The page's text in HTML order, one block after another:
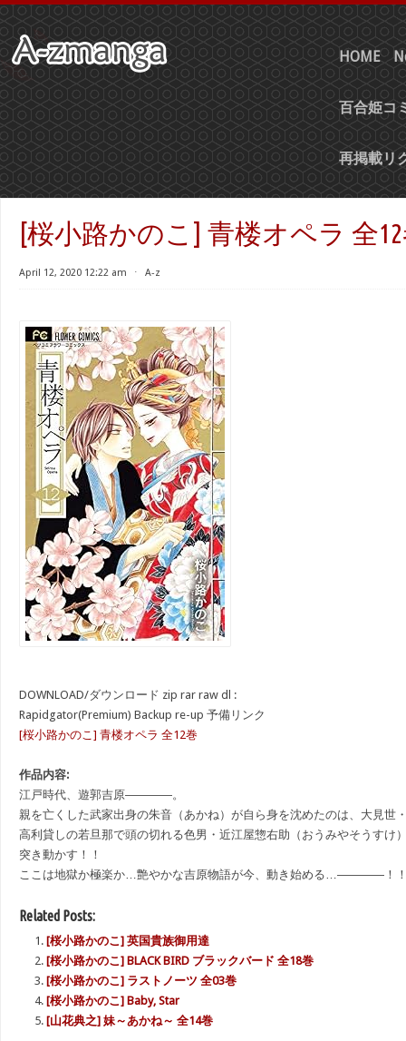
HOME
百合姫コ
再掲載リ
[桜小路かのこ] 青楼オペラ 全
April 12, 2020 12:22 am ⋅ A-z
DOWNLOAD/ダウンロード zip rar raw dl :
Rapidgator(Premium) Backup re-up 予備リンク
[桜小路かのこ] 青楼オペラ 全12巻
作品内容:
江戸時代、遊郭吉原――――。
親を亡くした武家出身の朱音（あかね）が自ら身を沈めたのは、大見世
高利貸しの若旦那で頭の切れる色男・近江屋惣右助（おうみやそうすけ
突き動かす！！
ここは地獄か極楽か…艶やかな吉原物語が今、動き始める…――――！
Related Posts:
[桜小路かのこ] 英国貴族御用達
[桜小路かのこ] BLACK BIRD ブラックバード 全18巻
[桜小路かのこ] ラストノーツ 全03巻
[桜小路かのこ] Baby, Star
[山花典之] 妹～あかね～ 全14巻